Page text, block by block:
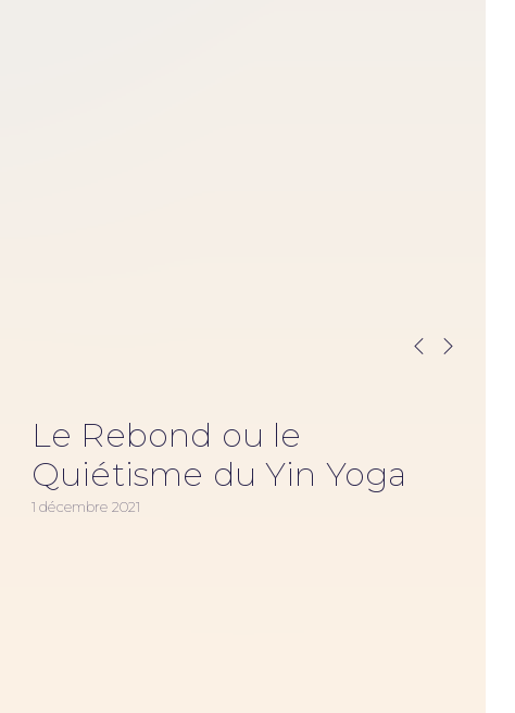
Le Rebond ou le
Quiétisme du Yin Yoga
1 décembre 2021